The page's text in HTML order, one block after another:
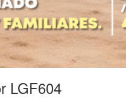
LGF604